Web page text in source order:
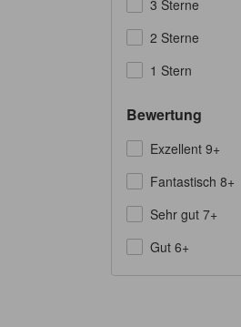
3 Sterne
2 Sterne
1 Stern
Bewertung
Exzellent 9+
Fantastisch 8+
Sehr gut 7+
Gut 6+